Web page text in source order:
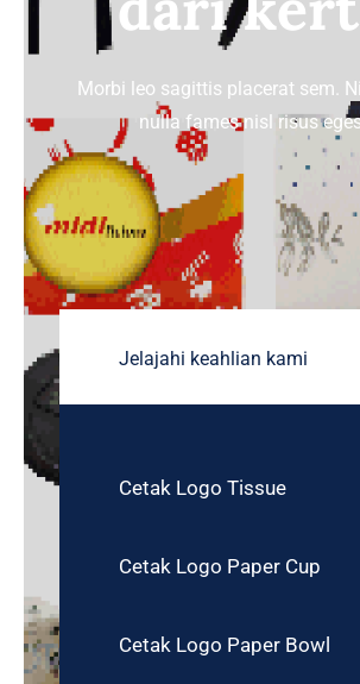
TENTANG HOREKA
HUBUNGI KAMI
Morbi leo sagittis placerat sem.
nulla fames nisl risus
Jelajahi keahlian kami
Cetak Logo Tissue
Cetak Logo Paper Cup
Cetak Logo Paper Bowl